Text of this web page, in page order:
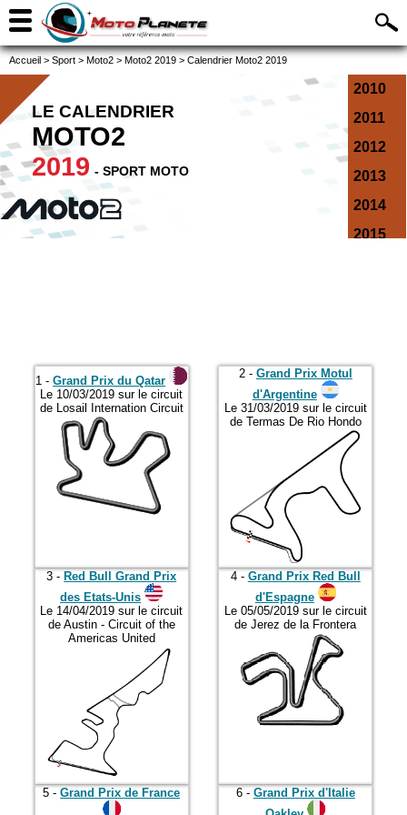
Accueil > Sport > Moto2 > Moto2 2019 > Calendrier Moto2 2019
2010
2011
2012
2013
2014
2015
2021
2022
2024
LE CALENDRIER
MOTO2
2019 - SPORT MOTO
1 -Grand Prix du Qatar
Le 10/03/2019 sur le circuit
de Losail Internation Circuit
2 - Grand Prix Motul
d'Argentine
Le 31/03/2019 sur le circuit
de Termas De Rio Hondo
3 - Red Bull Grand Prix
des Etats-Unis
Le 14/04/2019 sur le circuit
de Austin - Circuit of the
Americas United
4 - Grand Prix Red Bull
d'Espagne
Le 05/05/2019 sur le circuit
de Jerez de la Frontera
5 -Grand Prix de France 6 - Grand Prix d'Italie